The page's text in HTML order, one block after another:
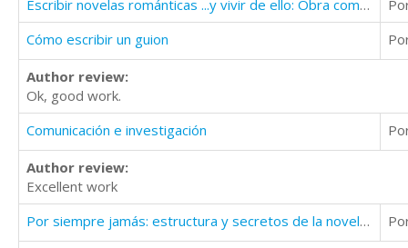
Escribir novelas románticas ...y vivir de ello: Obra completa
Cómo escribir un guion
Author review:
Ok, good work.
Comunicación e investigación
Author review:
Excellent work
Por siempre jamás: estructura y secretos de la novela romántica para enamorar a tus lectores